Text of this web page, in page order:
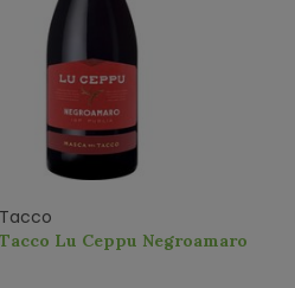
Lu Ceppu Negroamaro